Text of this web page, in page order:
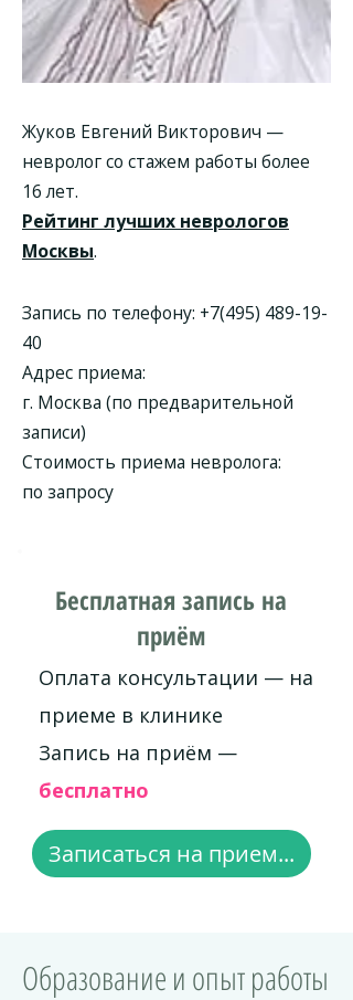
Жуков Евгений Викторович —
невролог со стажем работы более
16 лет.
Рейтинг лучших неврологов
Москвы.
Запись по телефону: +7(495) 489-19-
40
Адрес приема:
г. Москва (по предварительной
записи)
Стоимость приема невролога:
по запросу
Бесплатная запись на
приём
Оплата консультации — на
приеме в клинике
Запись на приём —
бесплатно
Записаться на прием...
Образование и опыт работы